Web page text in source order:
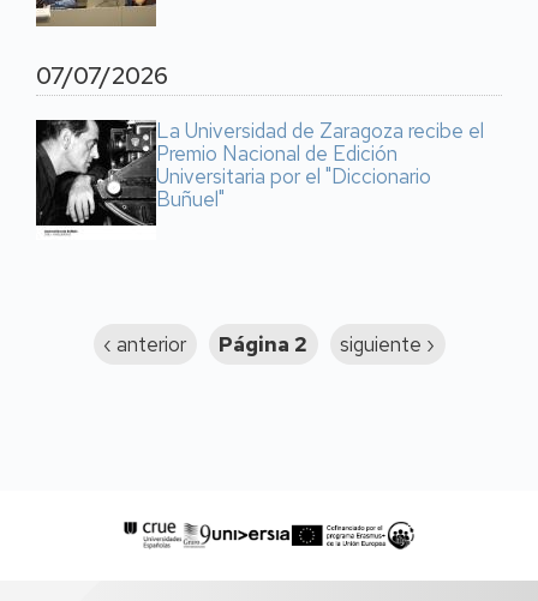
07/07/2026
La Universidad de Zaragoza recibe el
Premio Nacional de Edición
Universitaria por el "Diccionario
Buñuel"
Página
‹ anterior Página 2
Siguiente
siguiente ›